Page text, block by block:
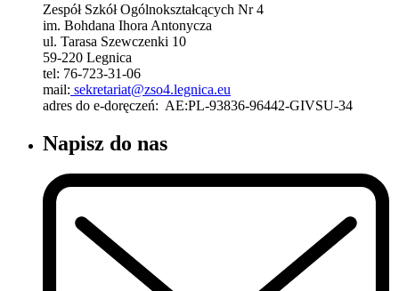
Zespół Szkół Ogólnokształcących Nr 4
im. Bohdana Ihora Antonycza
ul. Tarasa Szewczenki 10
59-220 Legnica
tel: 76-723-31-06
mail: sekretariat@zso4.legnica.eu
adres do e-doręczeń: AE:PL-93836-96442-GIVSU-34
Napisz do nas